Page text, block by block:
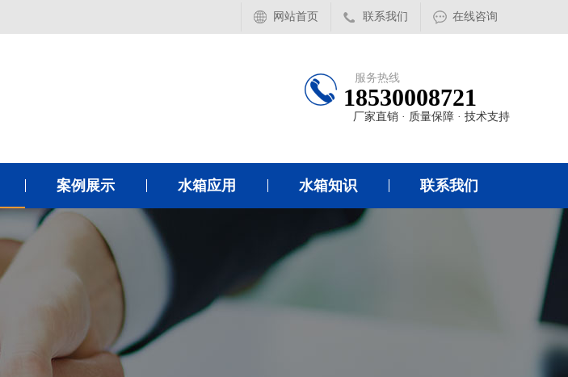
网站首页 联系我们 在线咨询
服务热线
18530008721
厂家直销 · 质量保障 · 技术支持
案例展示 水箱应用 水箱知识 联系我们